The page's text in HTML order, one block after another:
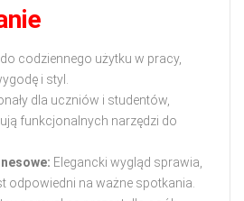
do codziennego użytku w pracy,
i styl.
dla uczniów i studentów,
funkcjonalnych narzędzi do
Elegancki wygląd sprawia,
odpowiedni na ważne spotkania.